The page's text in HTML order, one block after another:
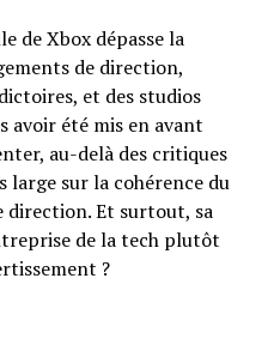
de Xbox dépasse la
de direction,
et des studios
avoir été mis en avant
au-delà des critiques
large sur la cohérence du
direction. Et surtout, sa
de la tech plutôt
?